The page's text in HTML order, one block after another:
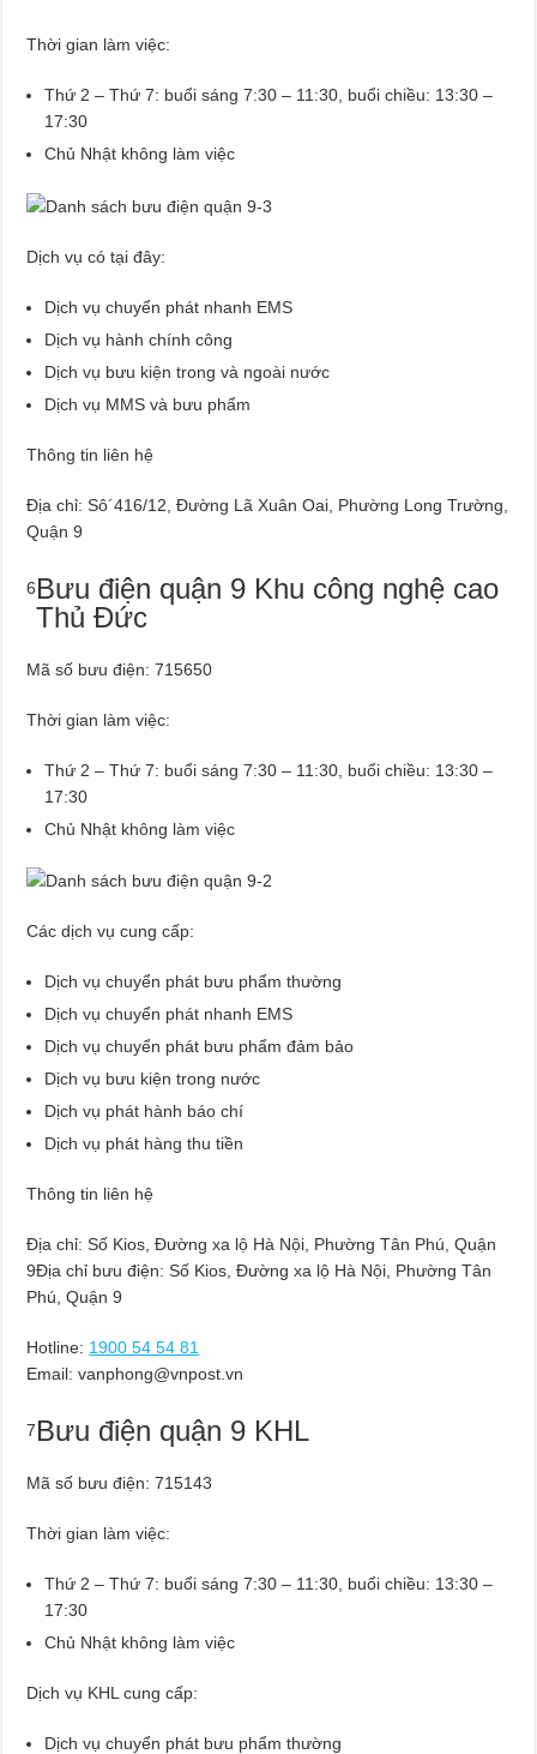
Thời gian làm việc:
Thứ 2 – Thứ 7: buổi sáng 7:30 – 11:30, buổi chiều: 13:30 –
17:30
Chủ Nhật không làm việc
Dịch vụ có tại đây:
Dịch vụ chuyển phát nhanh EMS
Dịch vụ hành chính công
Dịch vụ bưu kiện trong và ngoài nước
Dịch vụ MMS và bưu phẩm
Thông tin liên hệ
Địa chỉ: Sô´416/12, Đường Lã Xuân Oai, Phường Long Trường,
Quận 9
6Bưu điện quận 9 Khu công nghệ cao
Thủ Đức
Mã số bưu điện: 715650
Thời gian làm việc:
Thứ 2 – Thứ 7: buổi sáng 7:30 – 11:30, buổi chiều: 13:30 –
17:30
Chủ Nhật không làm việc
Các dịch vụ cung cấp:
Dịch vụ chuyển phát bưu phẩm thường
Dịch vụ chuyển phát nhanh EMS
Dịch vụ chuyển phát bưu phẩm đảm bảo
Dịch vụ bưu kiện trong nước
Dịch vụ phát hành báo chí
Dịch vụ phát hàng thu tiền
Thông tin liên hệ
Địa chỉ: Số Kios, Đường xa lộ Hà Nội, Phường Tân Phú, Quận
9Địa chỉ bưu điện: Số Kios, Đường xa lộ Hà Nội, Phường Tân
Phú, Quận 9
Hotline: 1900 54 54 81
Email: vanphong@vnpost.vn
7Bưu điện quận 9 KHL
Mã số bưu điện: 715143
Thời gian làm việc:
Thứ 2 – Thứ 7: buổi sáng 7:30 – 11:30, buổi chiều: 13:30 –
17:30
Chủ Nhật không làm việc
Dịch vụ KHL cung cấp:
Dịch vụ chuyển phát bưu phẩm thường